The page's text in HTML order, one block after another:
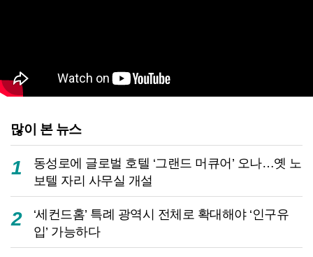
많이 본 뉴스
1
동성로에 글로벌 호텔 ‘그랜드 머큐어’ 오나…옛 노
보텔 자리 사무실 개설
2
‘세컨드홈’ 특례 광역시 전체로 확대해야 ‘인구유
입’ 가능하다